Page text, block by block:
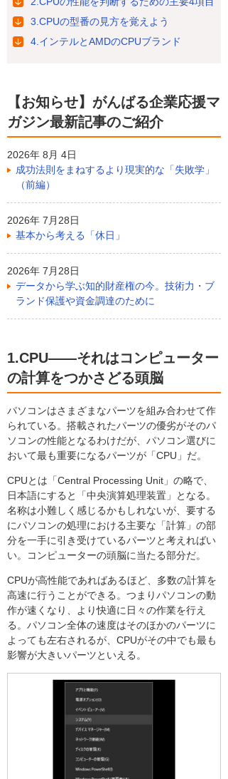
3.CPUの型番の見方を覚えよう
4.インテルとAMDのCPUブランド
【お知らせ】がんばる企業応援マ
ガジン最新記事のご紹介
2026年 8月 4日
成功法則をまねするより現実的な「失敗学」
（前編）
2026年 7月28日
基本から考える「休日」
2026年 7月28日
データから学ぶ知的財産権の今。技術力・ブ
ランド保護や資金調達のために
1.CPU――それはコンピューター
の計算をつかさどる頭脳
パソコンはさまざまなパーツを組み合わせて作
られている。搭載されたパーツの優劣がそのパ
ソコンの性能となるわけだが、パソコン選びに
おいて最も重要になるパーツが「CPU」だ。
CPUとは「Central Processing Unit」の略で、
日本語にすると「中央演算処理装置」となる。
名称は小難しく感じるかもしれないが、要する
にパソコンの処理における主要な「計算」の部
分を一手に引き受けているパーツと考えればい
い。コンピューターの頭脳に当たる部分だ。
CPUが高性能であればあるほど、多数の計算を
高速に行うことができる。つまりパソコンの動
作が速くなり、より快適に日々の作業を行え
る。パソコン全体の速度はそのほかのパーツに
よっても左右されるが、CPUがその中でも最も
影響が大きいパーツといえる。